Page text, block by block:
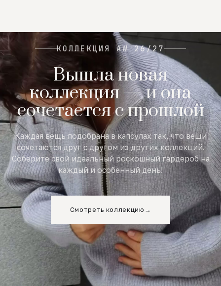
КОЛЛЕКЦИЯ AW 26/27
Вышла новая
коллекция — и она
сочетается с прошлой
Каждая вещь подобрана в капсулах так, что вещи
сочетаются друг с другом из других коллекций.
Соберите свой идеальный роскошный гардероб на
каждый и особенный день!
Смотреть коллекцию →